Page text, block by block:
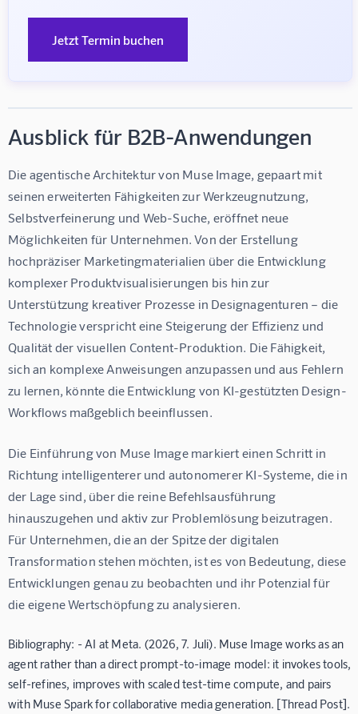
Jetzt Termin buchen
Ausblick für B2B-Anwendungen
Die agentische Architektur von Muse Image, gepaart mit
seinen erweiterten Fähigkeiten zur Werkzeugnutzung,
Selbstverfeinerung und Web-Suche, eröffnet neue
Möglichkeiten für Unternehmen. Von der Erstellung
hochpräziser Marketingmaterialien über die Entwicklung
komplexer Produktvisualisierungen bis hin zur
Unterstützung kreativer Prozesse in Designagenturen – die
Technologie verspricht eine Steigerung der Effizienz und
Qualität der visuellen Content-Produktion. Die Fähigkeit,
sich an komplexe Anweisungen anzupassen und aus Fehlern
zu lernen, könnte die Entwicklung von KI-gestützten Design-
Workflows maßgeblich beeinflussen.
Die Einführung von Muse Image markiert einen Schritt in
Richtung intelligenterer und autonomerer KI-Systeme, die in
der Lage sind, über die reine Befehlsausführung
hinauszugehen und aktiv zur Problemlösung beizutragen.
Für Unternehmen, die an der Spitze der digitalen
Transformation stehen möchten, ist es von Bedeutung, diese
Entwicklungen genau zu beobachten und ihr Potenzial für
die eigene Wertschöpfung zu analysieren.
Bibliography: - AI at Meta. (2026, 7. Juli). Muse Image works as an
agent rather than a direct prompt-to-image model: it invokes tools,
self-refines, improves with scaled test-time compute, and pairs
with Muse Spark for collaborative media generation. [Thread Post].